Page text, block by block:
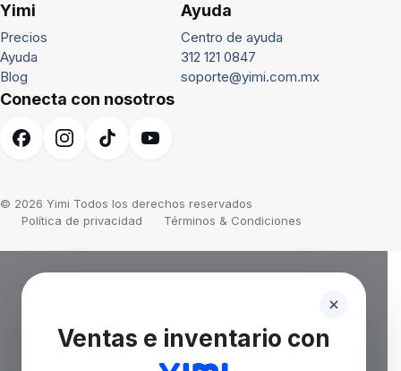
Yimi
Precios
Ayuda
Blog
Ayuda
Centro de ayuda
312 121 0847
soporte@yimi.com.mx
Conecta con nosotros
© 2026 Yimi Todos los derechos reservados
Política de privacidad
Términos & Condiciones
Ventas e inventario con